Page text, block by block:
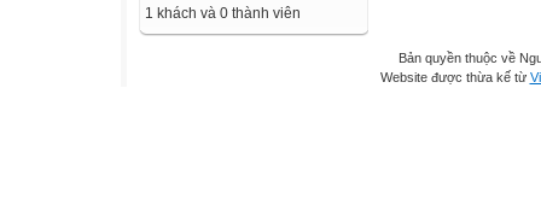
1 khách và 0 thành viên
Bản quyền thuộc về
Website được thừa kế từ